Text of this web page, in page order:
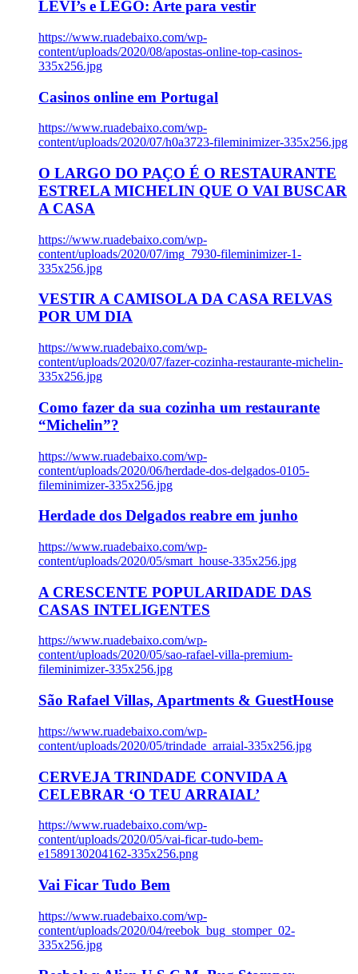
LEVI’s e LEGO: Arte para vestir
https://www.ruadebaixo.com/wp-
content/uploads/2020/08/apostas-online-top-casinos-
335x256.jpg
Casinos online em Portugal
https://www.ruadebaixo.com/wp-
content/uploads/2020/07/h0a3723-fileminimizer-335x256.jpg
O LARGO DO PAÇO É O RESTAURANTE
ESTRELA MICHELIN QUE O VAI BUSCAR
A CASA
https://www.ruadebaixo.com/wp-
content/uploads/2020/07/img_7930-fileminimizer-1-
335x256.jpg
VESTIR A CAMISOLA DA CASA RELVAS
POR UM DIA
https://www.ruadebaixo.com/wp-
content/uploads/2020/07/fazer-cozinha-restaurante-michelin-
335x256.jpg
Como fazer da sua cozinha um restaurante
“Michelin”?
https://www.ruadebaixo.com/wp-
content/uploads/2020/06/herdade-dos-delgados-0105-
fileminimizer-335x256.jpg
Herdade dos Delgados reabre em junho
https://www.ruadebaixo.com/wp-
content/uploads/2020/05/smart_house-335x256.jpg
A CRESCENTE POPULARIDADE DAS
CASAS INTELIGENTES
https://www.ruadebaixo.com/wp-
content/uploads/2020/05/sao-rafael-villa-premium-
fileminimizer-335x256.jpg
São Rafael Villas, Apartments & GuestHouse
https://www.ruadebaixo.com/wp-
content/uploads/2020/05/trindade_arraial-335x256.jpg
CERVEJA TRINDADE CONVIDA A
CELEBRAR ‘O TEU ARRAIAL’
https://www.ruadebaixo.com/wp-
content/uploads/2020/05/vai-ficar-tudo-bem-
e1589130204162-335x256.png
Vai Ficar Tudo Bem
https://www.ruadebaixo.com/wp-
content/uploads/2020/04/reebok_bug_stomper_02-
335x256.jpg